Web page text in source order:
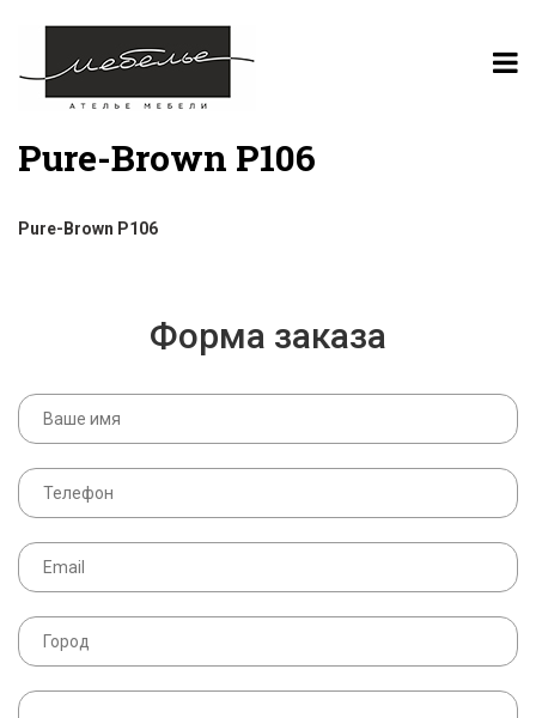
Pure-Brown P106
Pure-Brown P106
Форма заказа